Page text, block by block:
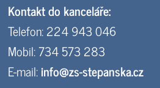
Kontakt do kanceláře:
Telefon: 224 943 046
Mobil: 734 573 283
E-mail:info@zs-stepanska.cz